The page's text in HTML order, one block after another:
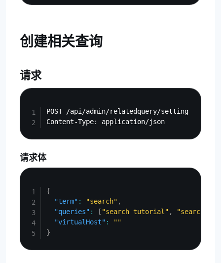
创建相关查询
请求
POST /api/admin/relatedquery/setting
请求体
{
"term" : "search" ,
"queries" : [ "search tutorial" ,
"search
"virtualHost" :
""
}